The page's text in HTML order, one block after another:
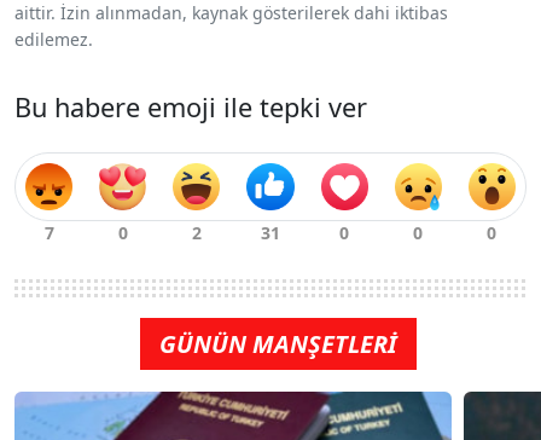
aittir. İzin alınmadan, kaynak gösterilerek dahi iktibas
edilemez.
Bu habere emoji ile tepki ver
GÜNÜN MANŞETLERİ